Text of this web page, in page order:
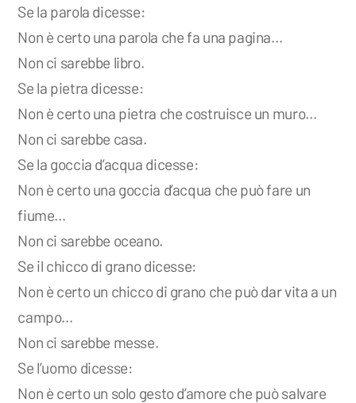
Se la parola dicesse:
Non è certo una parola che fa una pagina…
Non ci sarebbe libro.
Se la pietra dicesse:
Non è certo una pietra che costruisce un muro…
Non ci sarebbe casa.
Se la goccia d’acqua dicesse:
Non è certo una goccia d’acqua che può fare un
fiume…
Non ci sarebbe oceano.
Se il chicco di grano dicesse:
Non è certo un chicco di grano che può dar vita a un
campo…
Non ci sarebbe messe.
Se l’uomo dicesse:
Non è certo un solo gesto d’amore che può salvare